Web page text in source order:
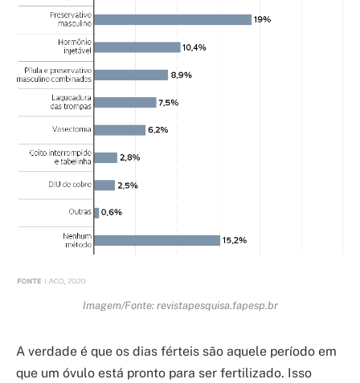
Imagem/Fonte: revistapesquisa.fapesp.br
A verdade é que os dias férteis são aquele período em
que um óvulo está pronto para ser fertilizado. Isso